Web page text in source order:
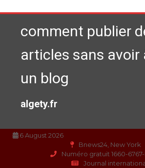
au
contenucomment publier
articles sans avoir
un blog
algety.fr
6 August 2026
Bnews24, New York
Numéro gratuit 1660-
Journal